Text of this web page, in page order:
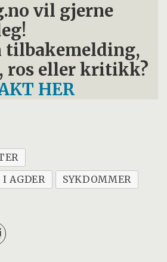
vil gjerne
tilbakemelding,
ros eller kritikk?
HER
AGDER
SYKDOMMER